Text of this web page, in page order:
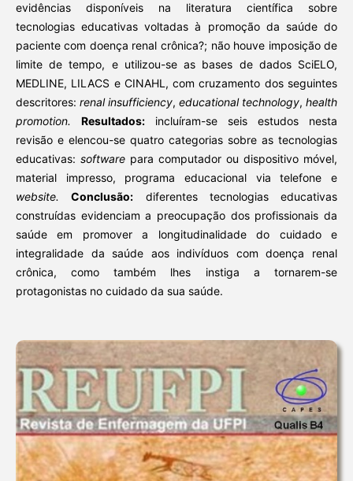
evidências disponíveis na literatura científica sobre
tecnologias educativas voltadas à promoção da saúde do
paciente com doença renal crônica?; não houve imposição de
limite de tempo, e utilizou-se as bases de dados SciELO,
MEDLINE, LILACS e CINAHL, com cruzamento dos seguintes
descritores: renal insufficiency,educational technology,health
promotion. Resultados:incluíram-se seis estudos nesta
revisão e elencou-se quatro categorias sobre as tecnologias
educativas: softwarepara computador ou dispositivo móvel,
material impresso, programa educacional via telefone e
website.
Conclusão: diferentes tecnologias educativas
construídas evidenciam a preocupação dos profissionais da
saúde em promover a longitudinalidade do cuidado e
integralidade da saúde aos indivíduos com doença renal
crônica, como também lhes instiga a tornarem-se
protagonistas no cuidado da sua saúde.